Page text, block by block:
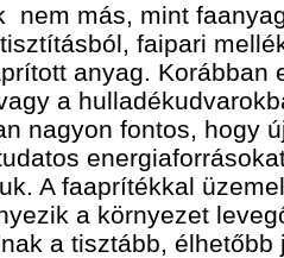
nem más, mint
faipari
anyag. Korábban
a
nagyon fontos, hogy
A faaprítékkal
a környezet
a tisztább, élhetőbb